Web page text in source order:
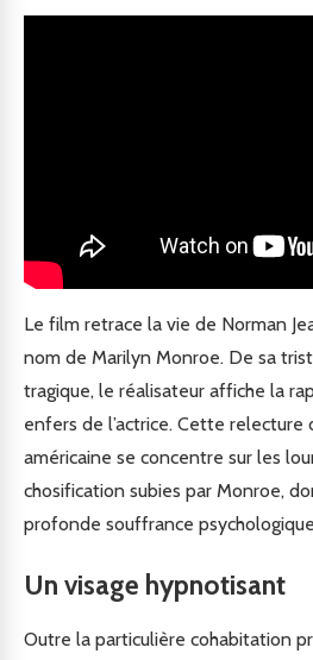
Le film retrace la vie de Norman
nom de Marilyn Monroe. De sa
tragique, le réalisateur affiche la
enfers de l’actrice. Cette relecture
américaine se concentre sur les
chosification subies par Monroe,
profonde souffrance
Un visage hypnotisant
Outre la particulière cohabitation